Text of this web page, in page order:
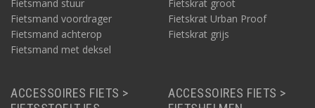
Fietsmand stuur
Fietsmand voordrager
Fietsmand achterop
Fietsmand met deksel
Fietskrat groot
Fietskrat Urban Proof
Fietskrat grijs
ACCESSOIRES FIETS >
ACCESSOIRES FIETS >